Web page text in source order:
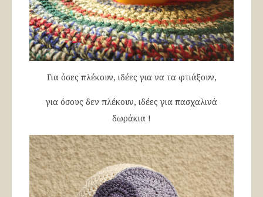
Για όσες πλέκουν, ιδέες για να τα φτιάξουν,
για όσους δεν πλέκουν, ιδέες για πασχαλινά
δωράκια !